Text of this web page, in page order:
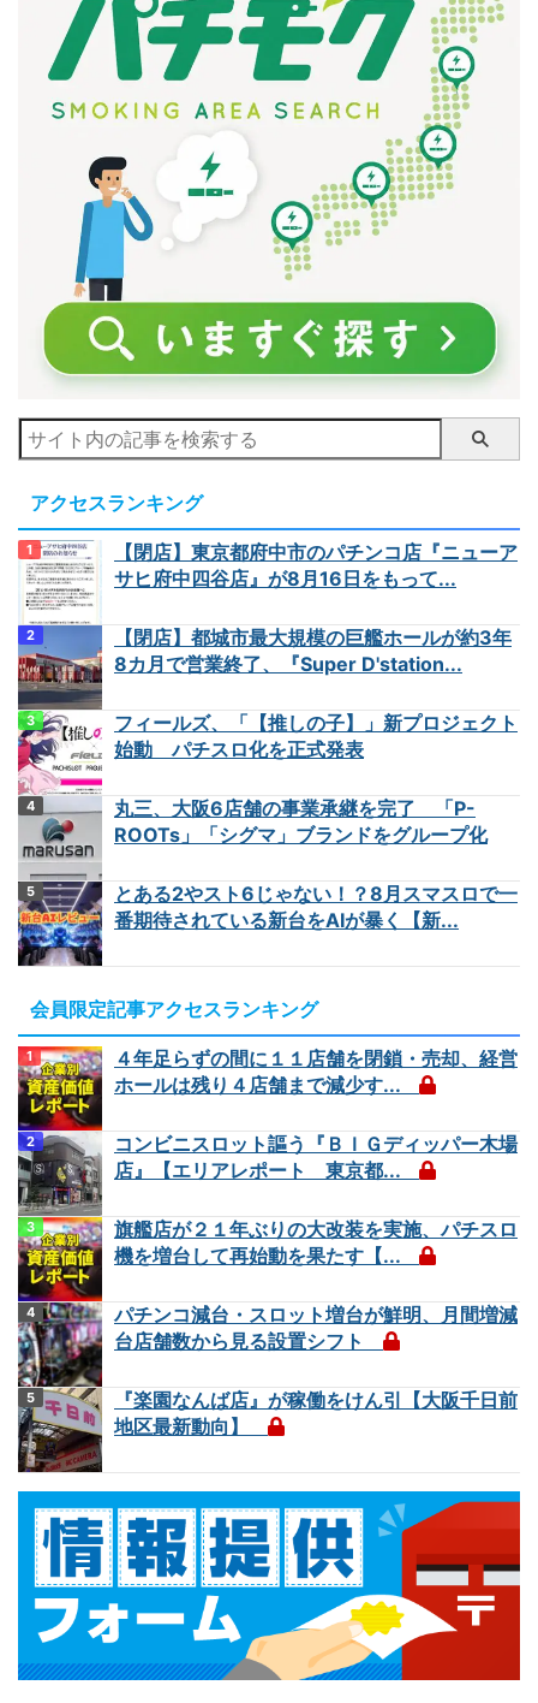
アクセスランキング
【閉店】東京都府中市のパチンコ店『ニューア
サヒ府中四谷店』が8月16日をもって...
【閉店】都城市最大規模の巨艦ホールが約3年
8カ月で営業終了、『Super D'station...
フィールズ、「【推しの子】」新プロジェクト
始動 パチスロ化を正式発表
丸三、大阪6店舗の事業承継を完了 「P-
ROOTs」「シグマ」ブランドをグループ化
とある2やスト6じゃない！？8月スマスロで一
番期待されている新台をAIが暴く【新...
会員限定記事アクセスランキング
４年足らずの間に１１店舗を閉鎖・売却、経営
ホールは残り４店舗まで減少す...
コンビニスロット謳う『ＢＩＧディッパー木場
店』【エリアレポート 東京都...
旗艦店が２１年ぶりの大改装を実施、パチスロ
機を増台して再始動を果たす【...
パチンコ減台・スロット増台が鮮明、月間増減
台店舗数から見る設置シフト
『楽園なんば店』が稼働をけん引【大阪千日前
地区最新動向】